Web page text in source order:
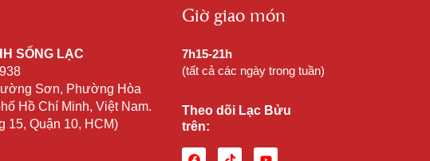
SỐNG LẠC
Sơn, Phường Hòa
Hồ Chí Minh, Việt Nam.
15, Quận 10, HCM)
Giờ giao món
7h15-21h
(tất cả các ngày trong tuần)
Theo dõi Lạc Bửu
trên: